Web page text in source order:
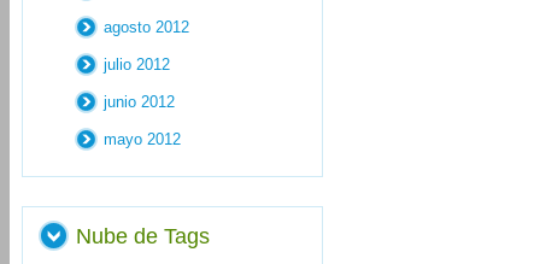
agosto 2012
julio 2012
junio 2012
mayo 2012
Nube de Tags